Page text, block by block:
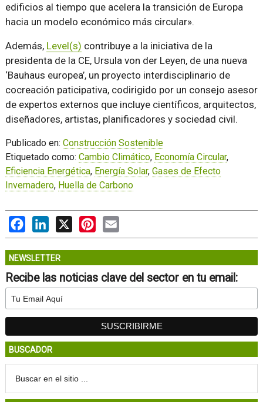
edificios al tiempo que acelera la transición de Europa
hacia un modelo económico más circular».
Además, Level(s) contribuye a la iniciativa de la
presidenta de la CE, Ursula von der Leyen, de una nueva
‘Bauhaus europea’, un proyecto interdisciplinario de
cocreación paticipativa, codirigido por un consejo asesor
de expertos externos que incluye científicos, arquitectos,
diseñadores, artistas, planificadores y sociedad civil.
Publicado en: Construcción Sostenible
Etiquetado como: Cambio Climático, Economía Circular,
Eficiencia Energética, Energía Solar, Gases de Efecto
Invernadero, Huella de Carbono
FacebookLinkedIn
X PinterestEmail
NEWSLETTER
Recibe las noticias clave del sector en tu email:
BUSCADOR